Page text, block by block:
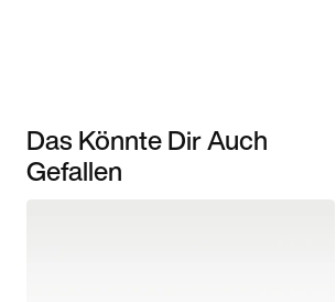
Das Könnte Dir Auch
Gefallen